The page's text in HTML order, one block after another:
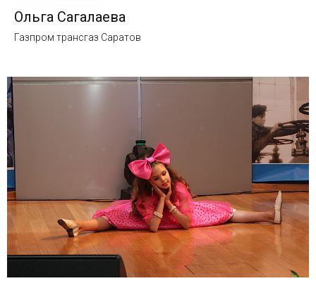
Ольга Сагалаева
Газпром трансгаз Саратов